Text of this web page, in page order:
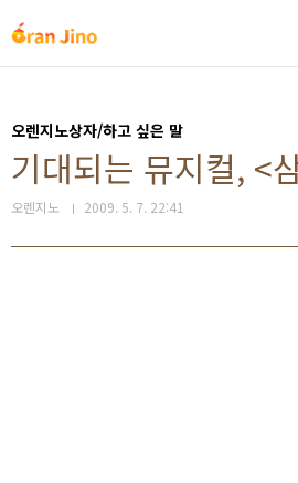
오렌지노상자/하고 싶은 말
기대되는 뮤지컬, <
오렌지노 2009. 5. 7. 22:41